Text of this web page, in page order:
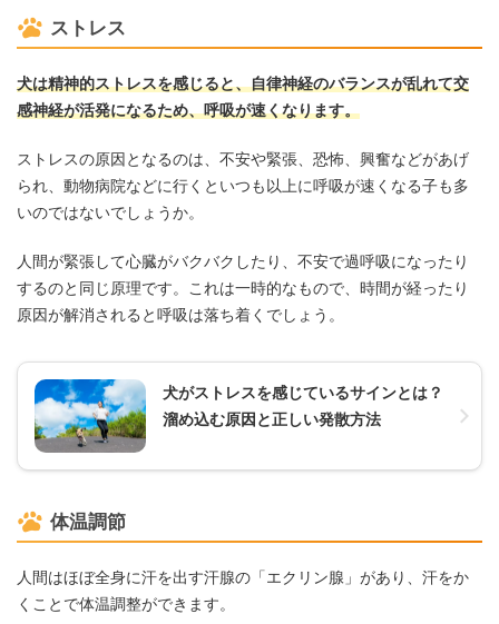
ストレス
犬は精神的ストレスを感じると、自律神経のバランスが乱れて交
感神経が活発になるため、呼吸が速くなります。
ストレスの原因となるのは、不安や緊張、恐怖、興奮などがあげ
られ、動物病院などに行くといつも以上に呼吸が速くなる子も多
いのではないでしょうか。
人間が緊張して心臓がバクバクしたり、不安で過呼吸になったり
するのと同じ原理です。これは一時的なもので、時間が経ったり
原因が解消されると呼吸は落ち着くでしょう。
犬がストレスを感じているサインとは？
溜め込む原因と正しい発散方法
体温調節
人間はほぼ全身に汗を出す汗腺の「エクリン腺」があり、汗をか
くことで体温調整ができます。